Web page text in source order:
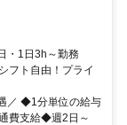
・1日3h～勤務
フト自由！プライ
／ ◆1分単位の給与
費支給◆週2日～